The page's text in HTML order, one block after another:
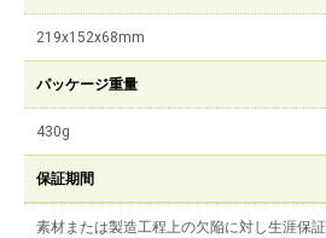
219x152x68mm
パッケージ重量
430g
保証期間
素材または製造工程上の欠陥に対し生涯保証